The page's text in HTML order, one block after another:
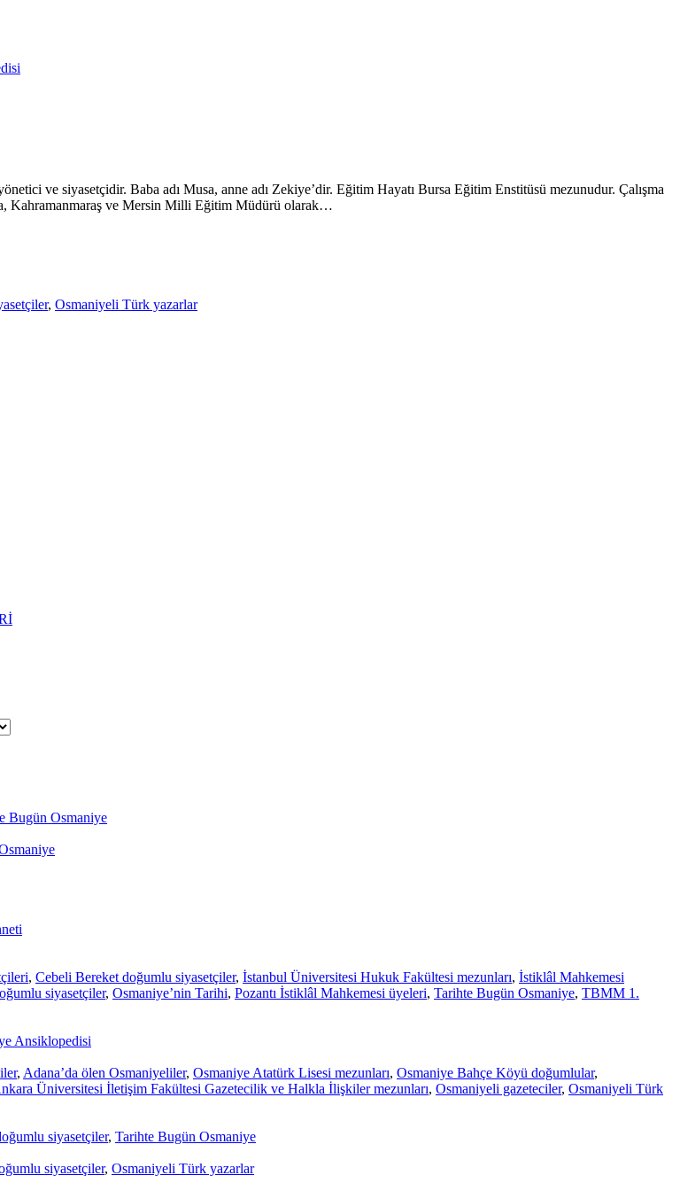
ve siyasetçidir. Baba adı Musa, anne adı Zekiye’dir. Eğitim Hayatı Bursa Eğitim Enstitüsü mezunudur. Çalışma
Kahramanmaraş ve Mersin Milli Eğitim Müdürü olarak…
, Osmaniyeli Türk yazarlar
Bugün Osmaniye
, Cebeli Bereket doğumlu siyasetçiler, İstanbul Üniversitesi Hukuk Fakültesi mezunları, İstiklâl Mahkemesi
siyasetçiler, Osmaniye’nin Tarihi, Pozantı İstiklâl Mahkemesi üyeleri, Tarihte Bugün Osmaniye, TBMM 1.
Ansiklopedisi
, Adana’da ölen Osmaniyeliler, Osmaniye Atatürk Lisesi mezunları, Osmaniye Bahçe Köyü doğumlular,
Üniversitesi İletişim Fakültesi Gazetecilik ve Halkla İlişkiler mezunları, Osmaniyeli gazeteciler, Osmaniyeli Türk
siyasetçiler, Tarihte Bugün Osmaniye
siyasetçiler, Osmaniyeli Türk yazarlar